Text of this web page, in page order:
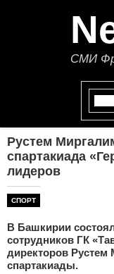
СМИ
Рустем
спартакиада
лидеров
СПОРТ
В Башкирии
сотрудников ГК
директоров Рустем
спартакиады.